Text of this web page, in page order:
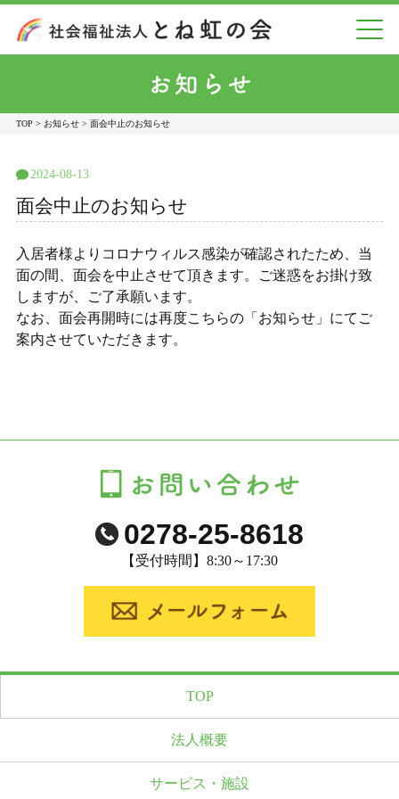
TOP お知らせ 面会中止のお知らせ
2024-08-13
面会中止のお知らせ
入居者様よりコロナウィルス感染が確認されたため、当
面の間、面会を中止させて頂きます。ご迷惑をお掛け致
しますが、ご了承願います。
なお、面会再開時には再度こちらの「お知らせ」にてご
案内させていただきます。
0278-25-8618
【受付時間】8:30～17:30
TOP
法人概要
サービス・施設